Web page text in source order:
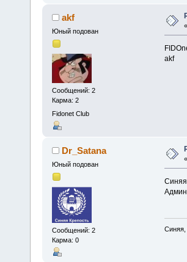
akf
Юный подован
Сообщений: 2
Карма: 2
Fidonet Club
«
akf
Dr_Satana
Юный подован
Сообщений: 2
Карма: 0
«
Синяя